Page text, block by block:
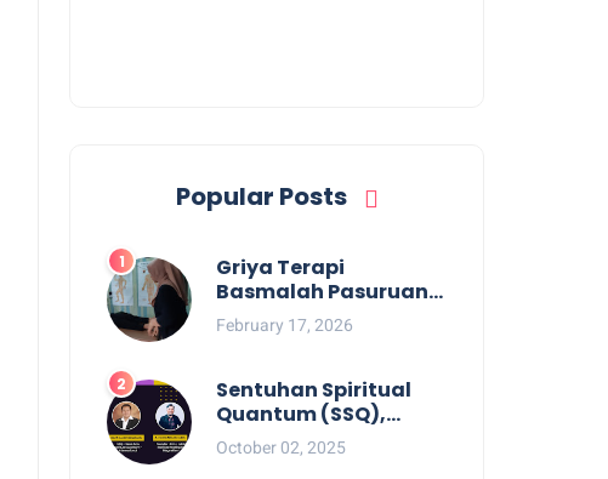
Popular Posts
Griya Terapi
Basmalah Pasuruan
Solusi Pemulihan Fisik
dan Mental
February 17, 2026
Sentuhan Spiritual
Quantum (SSQ),
Revolusi Pengobatan
Tanpa Obat
October 02, 2025